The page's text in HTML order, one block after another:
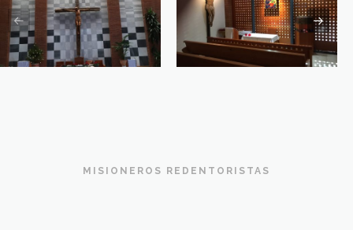
MISIONEROS REDENTORISTAS